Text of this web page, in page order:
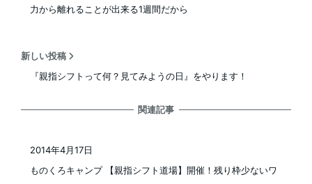
力から離れることが出来る1週間だから
新しい投稿
『親指シフトって何？見てみようの日』をやります！
関連記事
ものくろキャンプ 【親指シフト道場】開催！残り枠少ないワ
2014年4月17日